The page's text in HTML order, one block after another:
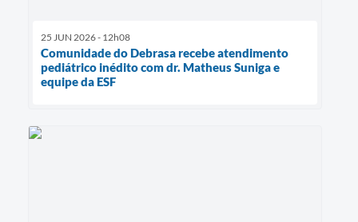
25 JUN 2026 - 12h08
Comunidade do Debrasa recebe atendimento
pediátrico inédito com dr. Matheus Suniga e
equipe da ESF